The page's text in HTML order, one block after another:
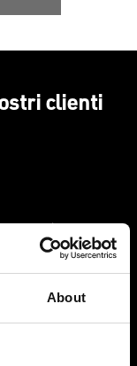
About
clienti
Maestri
Domal